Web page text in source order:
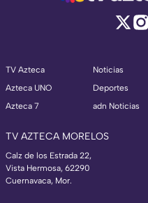
TV Azteca
Azteca UNO
Azteca 7
Noticias
Deportes
adn Noticias
TV AZTECA MORELOS
Calz de los Estrada 22,
Vista Hermosa, 62290
Cuernavaca, Mor.